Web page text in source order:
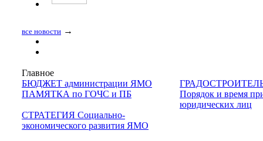
все новости →
Главное
БЮДЖЕТ администрации ЯМО
ПАМЯТКА по ГОЧС и ПБ
Порядок и время
юридических лиц
СТРАТЕГИЯ Социально-
экономического развития ЯМО